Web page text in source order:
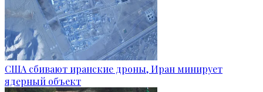
США сбивают иранские дроны, Иран минирует
ядерный объект